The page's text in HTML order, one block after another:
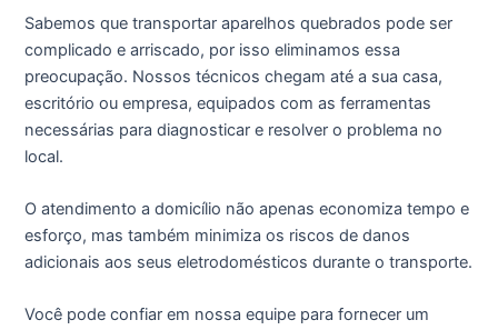
Sabemos que transportar aparelhos quebrados pode ser
complicado e arriscado, por isso eliminamos essa
preocupação. Nossos técnicos chegam até a sua casa,
escritório ou empresa, equipados com as ferramentas
necessárias para diagnosticar e resolver o problema no
local.
O atendimento a domicílio não apenas economiza tempo e
esforço, mas também minimiza os riscos de danos
adicionais aos seus eletrodomésticos durante o transporte.
Você pode confiar em nossa equipe para fornecer um